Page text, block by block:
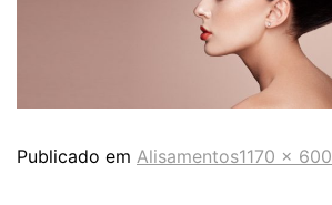
Publicado em Alisamentos1170 × 600